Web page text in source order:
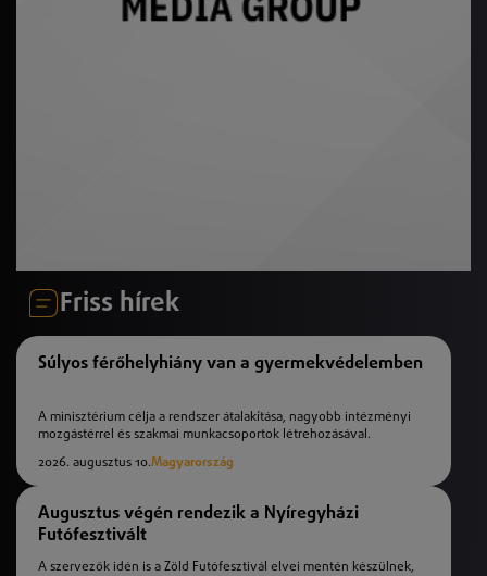
Friss hírek
Súlyos férőhelyhiány van a gyermekvédelemben
A minisztérium célja a rendszer átalakítása, nagyobb intézményi
mozgástérrel és szakmai munkacsoportok létrehozásával.
2026. augusztus 10.Magyarország
Augusztus végén rendezik a Nyíregyházi
Futófesztivált
A szervezők idén is a Zöld Futófesztivál elvei mentén készülnek,